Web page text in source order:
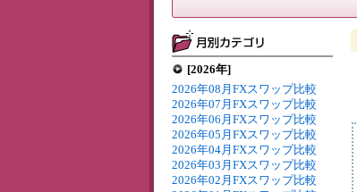
[2026年]
2026年08月FXスワップ比較
2026年07月FXスワップ比較
2026年06月FXスワップ比較
2026年05月FXスワップ比較
2026年04月FXスワップ比較
2026年03月FXスワップ比較
2026年02月FXスワップ比較